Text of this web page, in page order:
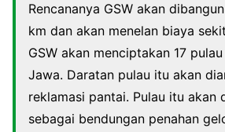
Rencananya GSW akan
km dan akan menelan biaya
GSW akan menciptakan 17
Jawa. Daratan pulau itu akan
reklamasi pantai. Pulau itu akan
sebagai bendungan penahan